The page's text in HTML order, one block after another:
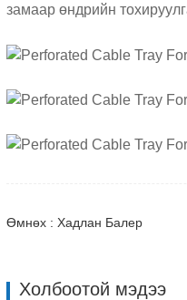
замаар өндрийн
Өмнөх : Хадлан Балер
Холбоотой мэдээ